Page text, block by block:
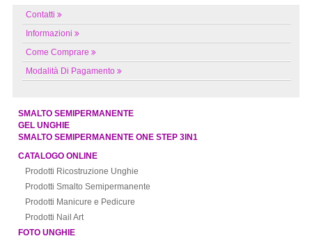
Contatti
Informazioni
Come Comprare
Modalità Di Pagamento
SMALTO SEMIPERMANENTE
GEL UNGHIE
SMALTO SEMIPERMANENTE ONE STEP 3IN1
CATALOGO ONLINE
Prodotti Ricostruzione Unghie
Prodotti Smalto Semipermanente
Prodotti Manicure e Pedicure
Prodotti Nail Art
FOTO UNGHIE